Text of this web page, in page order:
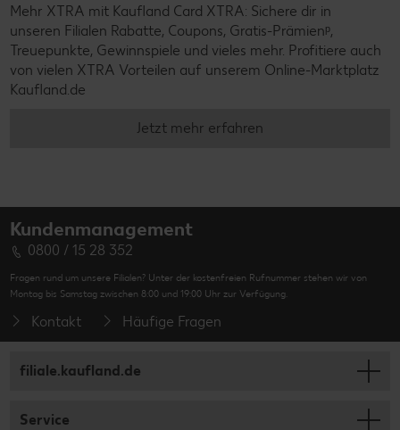
Mehr XTRA mit Kaufland Card XTRA: Sichere dir in
unseren Filialen Rabatte, Coupons, Gratis-Prämienᵖ,
Treuepunkte, Gewinnspiele und vieles mehr. Profitiere auch
von vielen XTRA Vorteilen auf unserem Online-Marktplatz
Kaufland.de
Jetzt mehr erfahren
Kundenmanagement
0800 / 15 28 352
Fragen rund um unsere Filialen? Unter der kostenfreien Rufnummer stehen wir von
Montag bis Samstag zwischen 8:00 und 19:00 Uhr zur Verfügung.
Kontakt Häufige Fragen
filiale.kaufland.de
Service